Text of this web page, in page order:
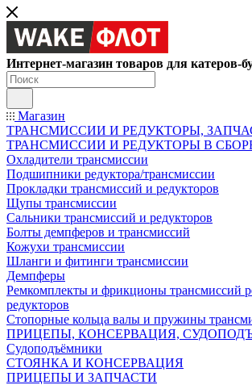
Интернет-магазин товаров для катеров-
Магазин
ТРАНСМИССИИ И РЕДУКТОРЫ,
ТРАНСМИССИИ И РЕДУКТОРЫ В
Охладители трансмиссии
Подшипники редуктора/трансмиссии
Прокладки трансмиссий и редукторов
Щупы трансмиссии
Сальники трансмиссий и редукторов
Болты демпферов и трансмиссий
Кожухи трансмиссии
Шланги и фитинги трансмиссии
Демпферы
Ремкомплекты и фрикционы трансмиссий
редукторов
Стопорные кольца валы и пружины
ПРИЦЕПЫ, КОНСЕРВАЦИЯ,
Судоподъёмники
СТОЯНКА И КОНСЕРВАЦИЯ
ПРИЦЕПЫ И ЗАПЧАСТИ